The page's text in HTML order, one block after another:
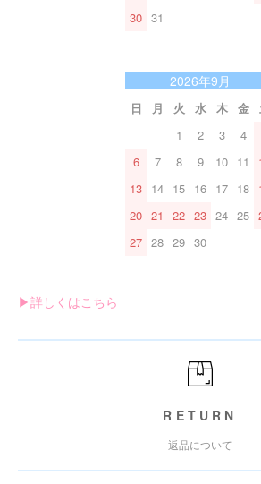
30 31
2026年9月
日 月 火 水 木 金
1
2 3 4
6
7 8 9 10 11
13 14 15 16 17 18
20 21 22 23 24 25
27 28 29 30
▶︎詳しくはこちら
RETURN
返品について